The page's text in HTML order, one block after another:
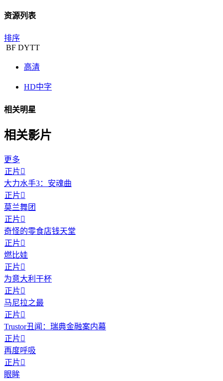
资源列表
排序
BF DYTT
高清
HD中字
相关明星
相关影片
更多
正片
大力水手3：安魂曲
正片
莫兰舞团
正片
奇怪的零食店钱天堂
正片
燃比娃
正片
为意大利干杯
正片
马尼拉之最
正片
Trustor丑闻：瑞典金融案内幕
正片
再度呼吸
正片
眼眸